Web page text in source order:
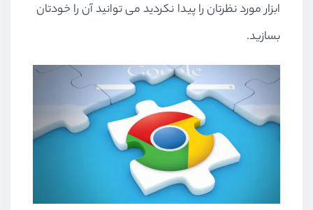
ابزار مورد نظرتان را پیدا نکردید می توانید آن را خودتان
بسازید.